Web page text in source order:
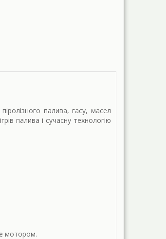
палива, гасу, масел
палива і сучасну технологію
мотором.